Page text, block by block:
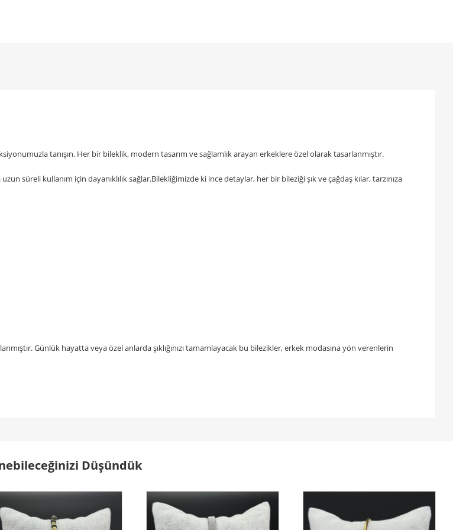
tanışın. Her bir bileklik, modern tasarım ve sağlamlık arayan erkeklere özel olarak tasarlanmıştır.
süreli kullanım için dayanıklılık sağlar.Bilekliğimizde ki ince detaylar, her bir bileziği şık ve çağdaş kılar, tarzınıza
Günlük hayatta veya özel anlarda şıklığınızı tamamlayacak bu bilezikler, erkek modasına yön verenlerin
Düşündük